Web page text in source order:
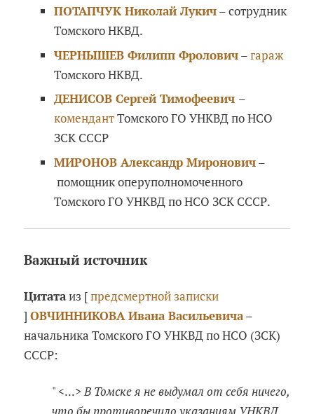
ПОТАПЧУК Николай Лукич– сотрудник
Томского НКВД.
ЧЕРНЫШЕВ Филипп Фролович–гараж
Томского НКВД.
ДЕНИСОВ Сергей Тимофеевич –
комендантТомского ГО УНКВД по НСО
ЗСК СССР
МИРОНОВ Александр Миронович–
помощник оперуполномоченного
Томского ГО УНКВД по НСО ЗСК СССР.
Важный источник
Цитатаиз [предсмертной записки
]ОВЧИННИКОВА Ивана Васильевича–
начальника Томского ГО УНКВД по НСО (ЗСК)
СССР:
" <...>В Томске я не выдумал от себя ничего,